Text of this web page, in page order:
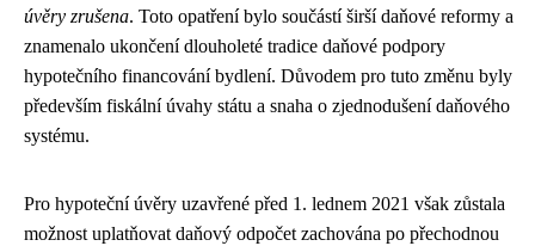
úvěry zrušena. Toto opatření bylo součástí širší daňové reformy a
znamenalo ukončení dlouholeté tradice daňové podpory
hypotečního financování bydlení. Důvodem pro tuto změnu byly
především fiskální úvahy státu a snaha o zjednodušení daňového
systému.
Pro hypoteční úvěry uzavřené před 1. lednem 2021 však zůstala
možnost uplatňovat daňový odpočet zachována po přechodnou